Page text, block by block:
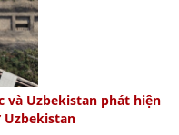
và Uzbekistan phát hiện